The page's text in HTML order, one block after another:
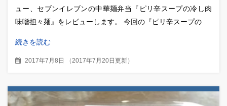
ュー、セブンイレブンの中華麺弁当『ピリ辛スープの冷し肉
味噌担々麺』をレビューします。 今回の『ピリ辛スープの
続きを読む
2017年7月8日 （ 2017年7月20日更新）